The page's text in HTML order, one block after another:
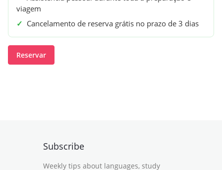
viagem
✓ Cancelamento de reserva grátis no prazo de 3 dias
Reservar
Subscribe
Weekly tips about languages, study